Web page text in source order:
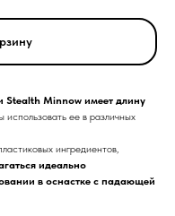
Stealth Minnow имеет длину
использовать ее в различных
ингредиентов,
идеально
в оснастке с падающей